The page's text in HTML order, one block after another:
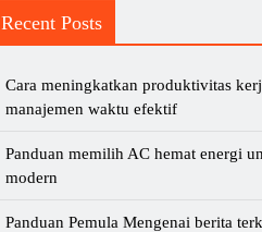
Recent Posts
Cara meningkatkan produktivitas
manajemen waktu efektif
Panduan memilih AC hemat energi
modern
Panduan Pemula Mengenai berita